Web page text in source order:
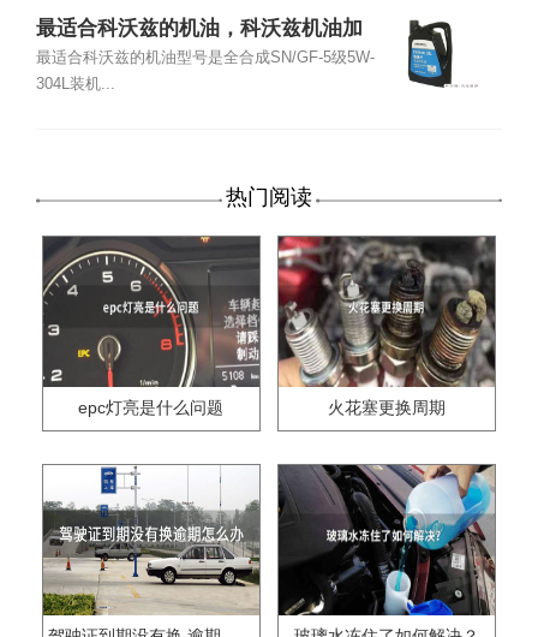
最适合科沃兹的机油，科沃兹机油加
多少
最适合科沃兹的机油型号是全合成SN/GF-5级5W-
304L装机...
热门阅读
epc灯亮是什么问题 火花塞更换周期